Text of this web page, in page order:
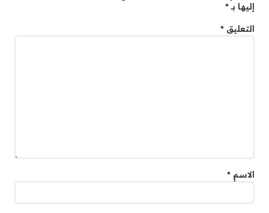
إليها بـ*
التعليق *
الاسم *